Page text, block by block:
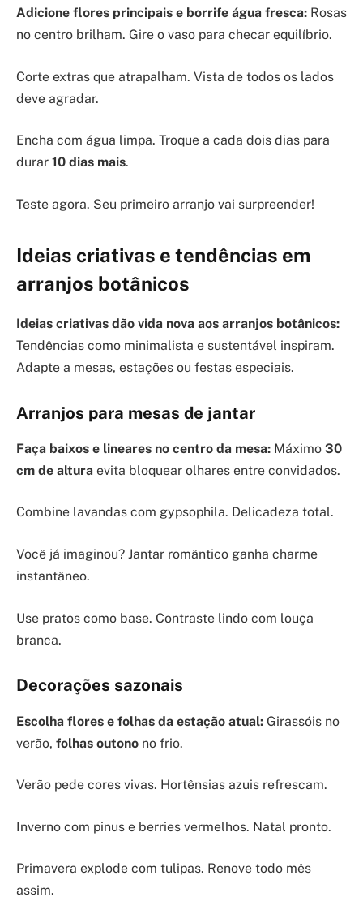
Adicione flores principais e borrife água fresca: Rosas
no centro brilham. Gire o vaso para checar equilíbrio.
Corte extras que atrapalham. Vista de todos os lados
deve agradar.
Encha com água limpa. Troque a cada dois dias para
durar 10 dias mais.
Teste agora. Seu primeiro arranjo vai surpreender!
Ideias criativas e tendências em
arranjos botânicos
Ideias criativas dão vida nova aos arranjos botânicos:
Tendências como minimalista e sustentável inspiram.
Adapte a mesas, estações ou festas especiais.
Arranjos para mesas de jantar
Faça baixos e lineares no centro da mesa: Máximo 30
cm de altura evita bloquear olhares entre convidados.
Combine lavandas com gypsophila. Delicadeza total.
Você já imaginou? Jantar romântico ganha charme
instantâneo.
Use pratos como base. Contraste lindo com louça
branca.
Decorações sazonais
Escolha flores e folhas da estação atual: Girassóis no
verão, folhas outono no frio.
Verão pede cores vivas. Hortênsias azuis refrescam.
Inverno com pinus e berries vermelhos. Natal pronto.
Primavera explode com tulipas. Renove todo mês
assim.